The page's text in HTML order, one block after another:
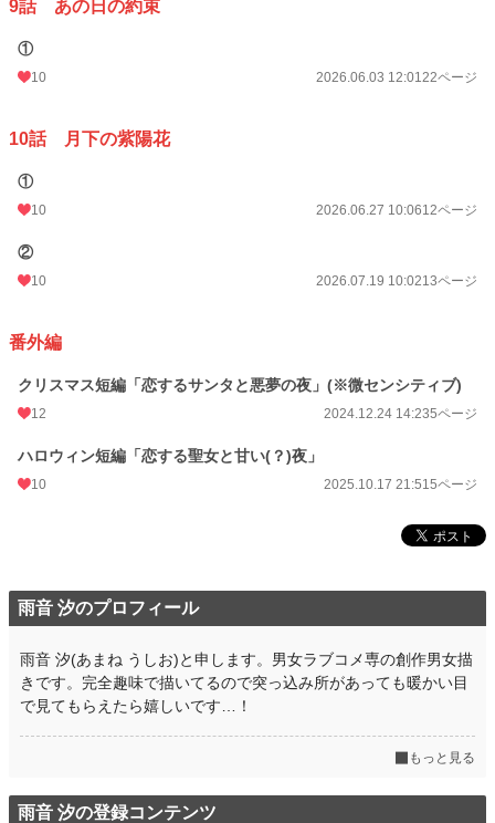
9話 あの日の約束
①
10 2026.06.03 12:0122ページ
10話 月下の紫陽花
①
10 2026.06.27 10:0612ページ
②
10 2026.07.19 10:0213ページ
番外編
クリスマス短編「恋するサンタと悪夢の夜」(※微センシティブ)
12 2024.12.24 14:235ページ
ハロウィン短編「恋する聖女と甘い(？)夜」
10 2025.10.17 21:515ページ
雨音 汐のプロフィール
雨音 汐(あまね うしお)と申します。男女ラブコメ専の創作男女描
きです。完全趣味で描いてるので突っ込み所があっても暖かい目
で見てもらえたら嬉しいです…！
もっと見る
雨音 汐の登録コンテンツ